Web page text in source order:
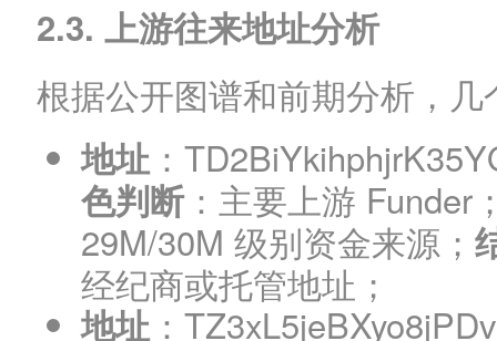
2.3. 上游往来地址分析
根据公开图谱和前期分析，
地址 ：
色判断：主要上游 Funder
29M/30M 级别资金来源；
经纪商或托管地址；
地址 ：